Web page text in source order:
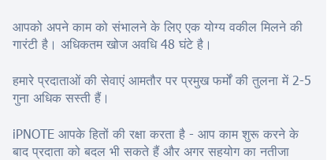
आपको अपने काम को संभालने के लिए एक योग्य वकील मिलने की
गारंटी है। अधिकतम खोज अवधि 48 घंटे है।
हमारे प्रदाताओं की सेवाएं आमतौर पर प्रमुख फर्मों की तुलना में 2-5
गुना अधिक सस्ती हैं।
iPNOTE आपके हितों की रक्षा करता है - आप काम शुरू करने के
बाद प्रदाता को बदल भी सकते हैं और अगर सहयोग का नतीजा